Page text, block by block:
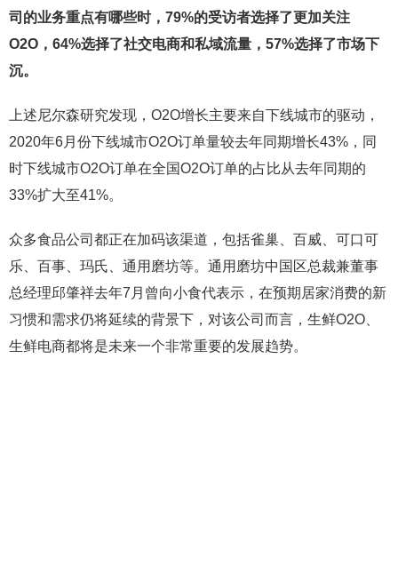
司的业务重点有哪些时，79%的受访者选择了更加关注
O2O，64%选择了社交电商和私域流量，57%选择了市场下
沉。
上述尼尔森研究发现，O2O增长主要来自下线城市的驱动，
2020年6月份下线城市O2O订单量较去年同期增长43%，同
时下线城市O2O订单在全国O2O订单的占比从去年同期的
33%扩大至41%。
众多食品公司都正在加码该渠道，包括雀巢、百威、可口可
乐、百事、玛氏、通用磨坊等。通用磨坊中国区总裁兼董事
总经理邱肇祥去年7月曾向小食代表示，在预期居家消费的新
习惯和需求仍将延续的背景下，对该公司而言，生鲜O2O、
生鲜电商都将是未来一个非常重要的发展趋势。